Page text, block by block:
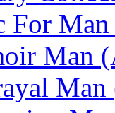
For
Man